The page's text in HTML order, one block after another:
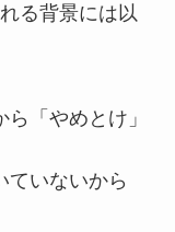
る背景には以
「やめとけ」
ていないから